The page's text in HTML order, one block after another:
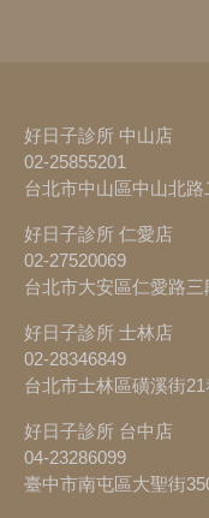
好日子診所 中山店
02-25855201
台北市中山區中山北路
好日子診所 仁愛店
02-27520069
台北市大安區仁愛路三
好日子診所 士林店
02-28346849
台北市士林區磺溪街
好日子診所 台中店
04-23286099
臺中市南屯區大聖街